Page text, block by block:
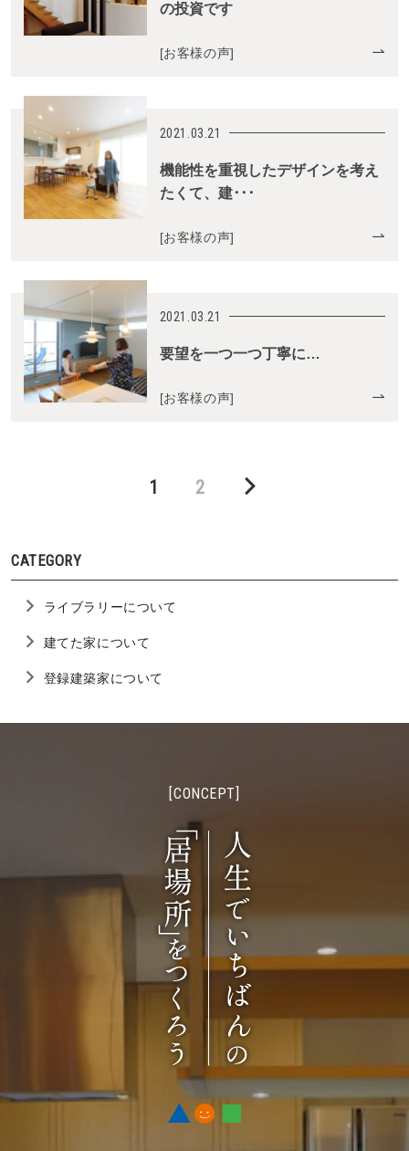
の投資です
[お客様の声]
2021.03.21
機能性を重視したデザインを考え
たくて、建･･･
[お客様の声]
2021.03.21
要望を一つ一つ丁寧に…
[お客様の声]
Page
1 Page
2
CATEGORY
ライブラリーについて
建てた家について
登録建築家について
[CONCEPT]